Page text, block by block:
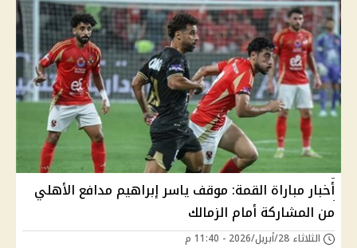
أخبار مباراة القمة: موقف ياسر إبراهيم مدافع الأهلي
من المشاركة أمام الزمالك
الثلاثاء 28/أبريل/2026 - 11:40 م